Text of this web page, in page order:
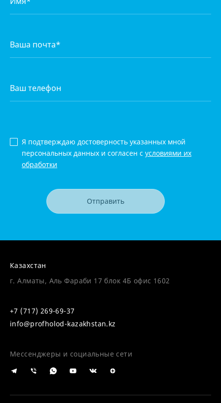
Отправить
Я подтверждаю достоверность указанных мной
персональных данных и согласен с условиями их
обработки
Казахстан
г. Алматы, Аль Фараби 17 блок 4Б офис 1602
+7 (717) 269-69-37
info@profholod-kazakhstan.kz
Мессенджеры и социальные сети